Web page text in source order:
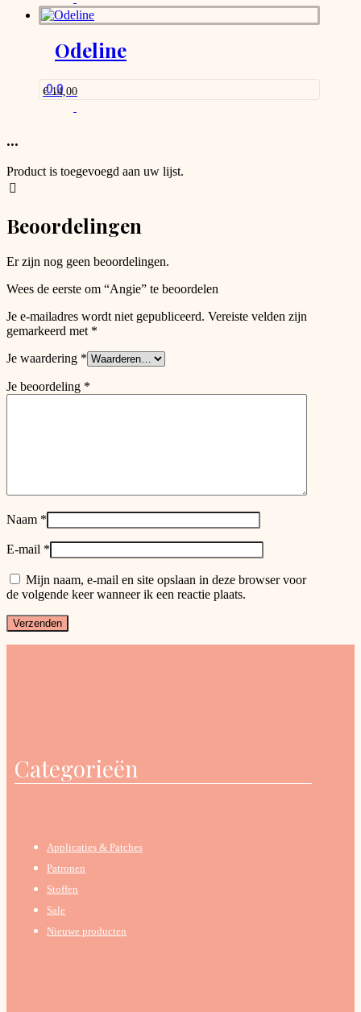
Odeline
0.0
€14,00
...
Product is toegevoegd aan uw lijst.
Beoordelingen
Er zijn nog geen beoordelingen.
Wees de eerste om “Angie” te beoordelen
Je e-mailadres wordt niet gepubliceerd. Vereiste velden zijn
gemarkeerd met *
Je waardering *
Je beoordeling *
Naam *
E-mail *
Mijn naam, e-mail en site opslaan in deze browser voor
de volgende keer wanneer ik een reactie plaats.
Categorieën
Applicaties & Patches
Patronen
Stoffen
Sale
Nieuwe producten